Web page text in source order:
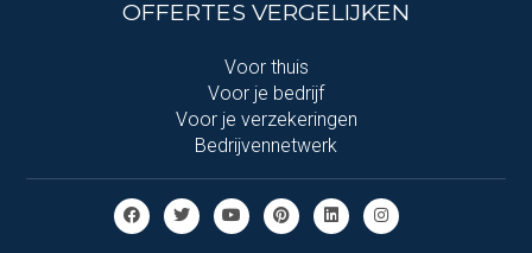
OFFERTES VERGELIJKEN
Voor thuis
Voor je bedrijf
Voor je verzekeringen
Bedrijvennetwerk